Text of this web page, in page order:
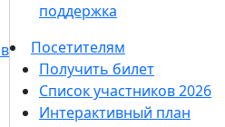
поддержка
Посетителям
Получить билет
Список участников 2026
Интерактивный план